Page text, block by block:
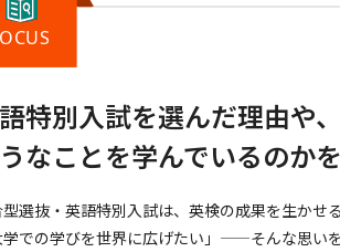
特別入試を選んだ理由や
なことを学んでいるのか
選抜・英語特別入試は、英検の成果を生かせ
学での学びを世界に広げたい」——そんな思い